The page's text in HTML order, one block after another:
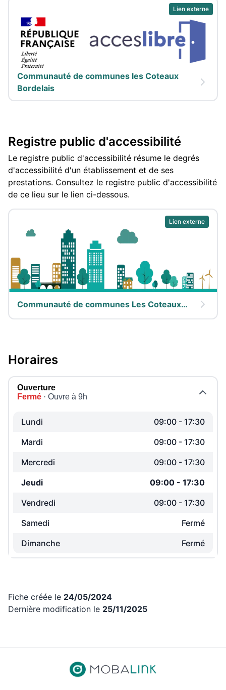
Lien externe
Communauté de communes les Coteaux
Bordelais
Registre public d'accessibilité
Le registre public d'accessibilité résume le degrés
d'accessibilité d'un établissement et de ses
prestations. Consultez le registre public d'accessibilité
de ce lieu sur le lien ci-dessous.
Lien externe
Communauté de communes Les Coteaux
Bordelais
Horaires
Ouverture
Fermé · Ouvre à 9h
Lundi 09:00 - 17:30
Mardi
09:00 - 17:30
Mercredi
09:00 - 17:30
Jeudi
09:00 - 17:30
Vendredi
09:00 - 17:30
Samedi
Fermé
Dimanche
Fermé
Fiche créée le 24/05/2024
Dernière modification le 25/11/2025